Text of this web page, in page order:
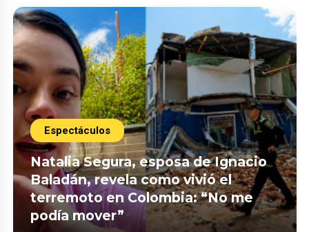
Espectáculos
Natalia Segura, esposa de Ignacio
Baladán, revela como vivió el
terremoto en Colombia: “No me
podía mover”